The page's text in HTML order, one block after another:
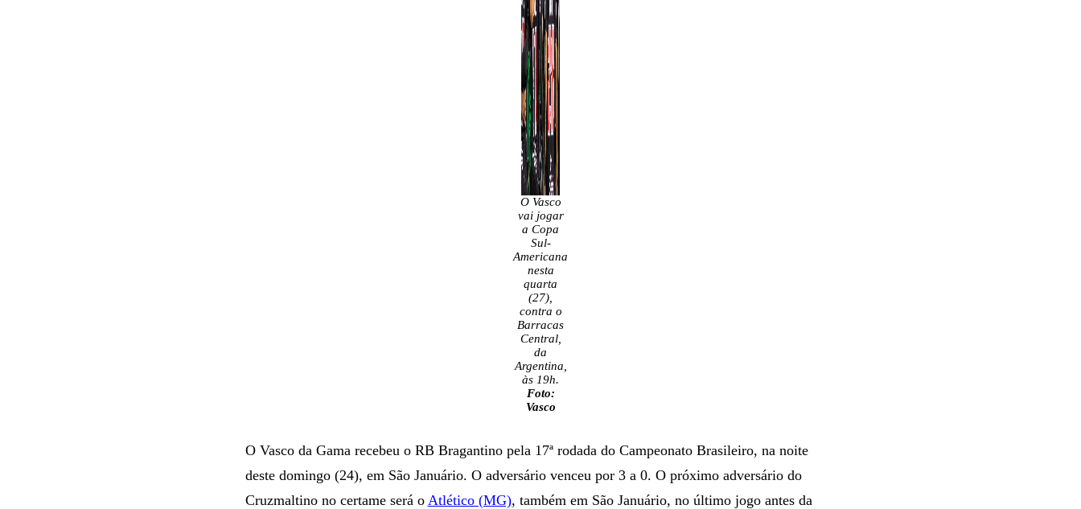
O Vasco
vai jogar
a Copa
Sul-
Americana
nesta
quarta
(27),
contra o
Barracas
Central,
da
Argentina,
às 19h.
Foto:
Vasco
O Vasco da Gama recebeu o RB Bragantino pela 17ª rodada do Campeonato Brasileiro, na noite
deste domingo (24), em São Januário. O adversário venceu por 3 a 0. O próximo adversário do
Cruzmaltino no certame será o Atlético (MG), também em São Januário, no último jogo antes da